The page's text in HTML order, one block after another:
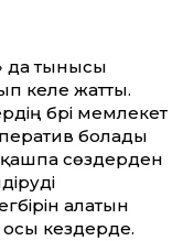
да тынысы
келе жатты.
бәрі мемлекет
болады
сөздерден
алатын
кездерде.